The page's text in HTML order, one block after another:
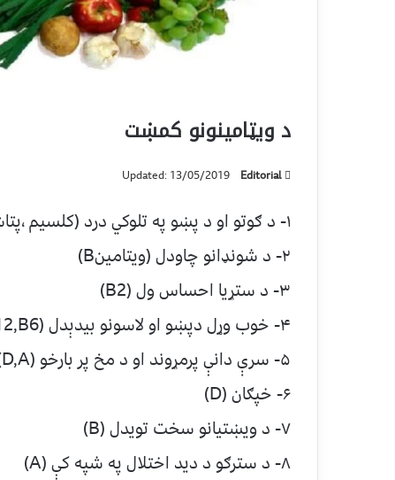
د ويټامينونو کمښت
Editorial
Updated: 13/05/2019
۱- د ګوتو او د پښو په تلوکي درد (کلسیم ٬پتاشیم او منګنیزیم )
۲- د شونډانو چاودل (ویتامینB)
۳- د ستړیا احساس ول (B2)
۴- خوب وړل دپښو او لاسونو بیدېدل (B12,B6)
۵- سرې دانې پرمړوند او د مخ پر بارخو (D,A)
۶- خپګان (D)
۷- د ویښتیانو سخت تویدل (B)
۸- د سترګو د دید اختلال په شپه کې (A)